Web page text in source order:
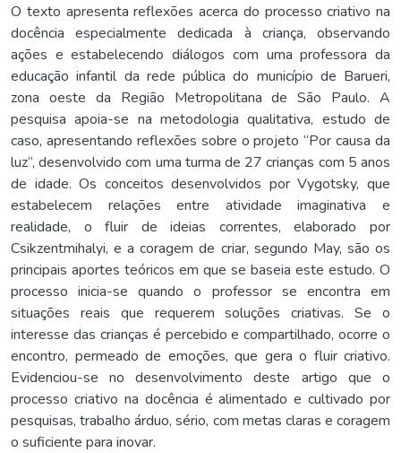
O texto apresenta reflexões acerca do processo criativo na
docência especialmente dedicada à criança, observando
ações e estabelecendo diálogos com uma professora da
educação infantil da rede pública do município de Barueri,
zona oeste da Região Metropolitana de São Paulo. A
pesquisa apoia-se na metodologia qualitativa, estudo de
caso, apresentando reflexões sobre o projeto “Por causa da
luz”, desenvolvido com uma turma de 27 crianças com 5 anos
de idade. Os conceitos desenvolvidos por Vygotsky, que
estabelecem relações entre atividade imaginativa e
realidade, o fluir de ideias correntes, elaborado por
Csikzentmihalyi, e a coragem de criar, segundo May, são os
principais aportes teóricos em que se baseia este estudo. O
processo inicia-se quando o professor se encontra em
situações reais que requerem soluções criativas. Se o
interesse das crianças é percebido e compartilhado, ocorre o
encontro, permeado de emoções, que gera o fluir criativo.
Evidenciou-se no desenvolvimento deste artigo que o
processo criativo na docência é alimentado e cultivado por
pesquisas, trabalho árduo, sério, com metas claras e coragem
o suficiente para inovar.